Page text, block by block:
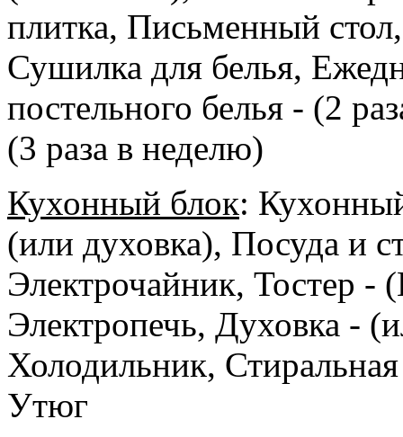
плитка, Письменный
Сушилка для белья,
постельного белья - (2
(3 раза в неделю)
Кухонный блок:
(или духовка), Посуда и
Электрочайник, Тостер
Электропечь, Духовка -
Холодильник,
Утюг